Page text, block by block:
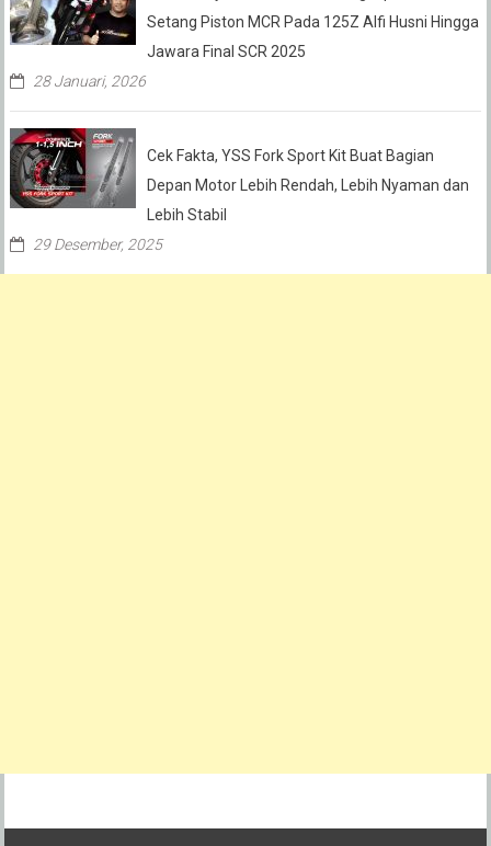
Setang Piston MCR Pada 125Z Alfi Husni Hingga
Jawara Final SCR 2025
28 Januari, 2026
Cek Fakta, YSS Fork Sport Kit Buat Bagian
Depan Motor Lebih Rendah, Lebih Nyaman dan
Lebih Stabil
29 Desember, 2025